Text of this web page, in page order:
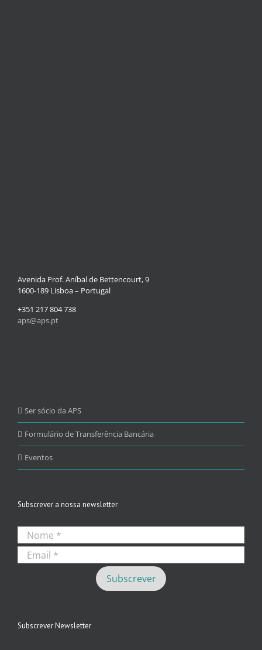
Avenida Prof. Aníbal de Bettencourt, 9
1600-189 Lisboa – Portugal
+351 217 804 738
aps@aps.pt
Ser sócio da APS
Formulário de Transferência Bancária
Eventos
Subscrever a nossa newsletter
Subscrever Newsletter